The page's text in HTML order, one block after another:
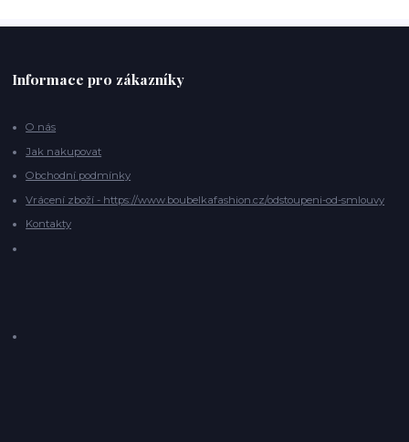
Informace pro zákazníky
O nás
Jak nakupovat
Obchodní podmínky
Vrácení zboží - https://www.boubelkafashion.cz/odstoupeni-od-smlouvy
Kontakty